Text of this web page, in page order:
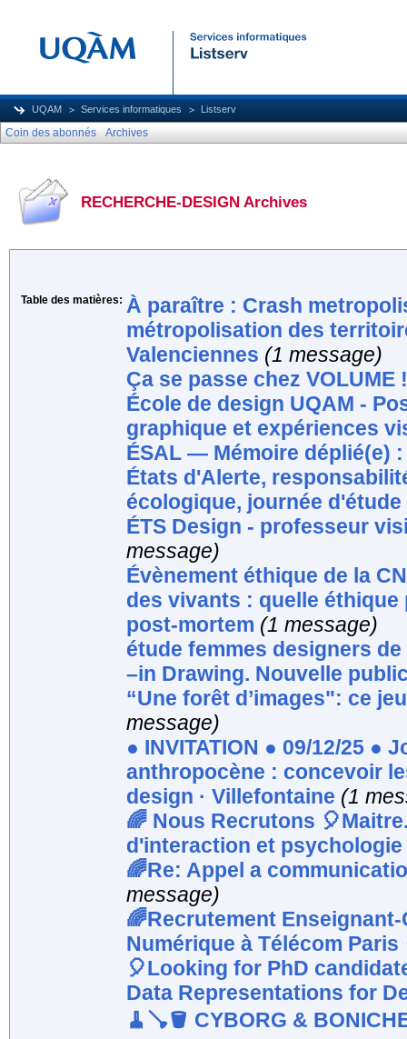
UQAM Services informatiques Listserv
Coin des abonnés Archives
RECHERCHE-DESIGN Archives
Table des matières: À paraître : Crash
métropolisation des
Valenciennes (1 message)
Ça se passe chez VOLUME !
École de design UQAM -
graphique et expériences
ÉSAL — Mémoire déplié(e)
États d'Alerte,
écologique, journée d'étude
ÉTS Design - professeur
message)
Évènement éthique de la
des vivants : quelle éthique
post-mortem (1 message)
étude femmes designers
–in Drawing. Nouvelle
“Une forêt d’images": ce
message)
● INVITATION ● 09/12/25 ●
anthropocène : concevoir
design · Villefontaine (1
🌈 Nous Recrutons
d'interaction et
🌈Re: Appel a
message)
🌈Recrutement
Numérique à Télécom Paris
🎈Looking for PhD
Data Representations for
🧹🪠🪣 CYBORG &